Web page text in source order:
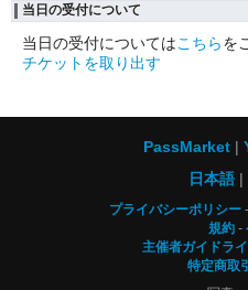
当日の受付について
当日の受付についてはこちらを
チケットを取り出す
PassMarket
日本語
プライバシーポリシー
規約
主催者ガイドラ
特定商取